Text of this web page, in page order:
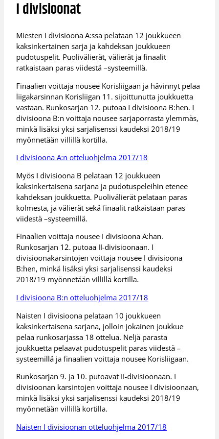
I divisioonat
Miesten I divisioona A:ssa pelataan 12 joukkueen
kaksinkertainen sarja ja kahdeksan joukkueen
pudotuspelit. Puolivälierät, välierät ja finaalit
ratkaistaan paras viidestä –systeemillä.
Finaalien voittaja nousee Korisliigaan ja hävinnyt pelaa
liigakarsinnan Korisliigan 11. sijoittunutta joukkuetta
vastaan. Runkosarjan 12. putoaa I divisioona B:hen. I
divisioona B:n voittaja nousee sarjaporrasta ylemmäs,
minkä lisäksi yksi sarjalisenssi kaudeksi 2018/19
myönnetään villillä kortilla.
I divisioona A:n otteluohjelma 2017/18
Myös I divisioona B pelataan 12 joukkueen
kaksinkertaisena sarjana ja pudotuspeleihin etenee
kahdeksan joukkuetta. Puolivälierät pelataan paras
kolmesta, ja välierät sekä finaalit ratkaistaan paras
viidestä –systeemillä.
Finaalien voittaja nousee I divisioona A:han.
Runkosarjan 12. putoaa II-divisioonaan. I
divisioonakarsintojen voittaja nousee I divisioona
B:hen, minkä lisäksi yksi sarjalisenssi kaudeksi
2018/19 myönnetään villillä kortilla.
I divisioona B:n otteluohjelma 2017/18
Naisten I divisioona pelataan 10 joukkueen
kaksinkertaisena sarjana, jolloin jokainen joukkue
pelaa runkosarjassa 18 ottelua. Neljä parasta
joukkuetta pelaavat pudotuspelit paras viidestä –
systeemillä ja finaalien voittaja nousee Korisliigaan.
Runkosarjan 9. ja 10. putoavat II-divisioonaan. I
divisioonan karsintojen voittaja nousee I divisioonaan,
minkä lisäksi yksi sarjalisenssi kaudeksi 2018/19
myönnetään villillä kortilla.
Naisten I divisioonan otteluohjelma 2017/18